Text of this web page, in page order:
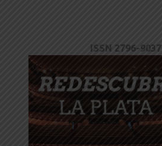
ISSN 2796-9037